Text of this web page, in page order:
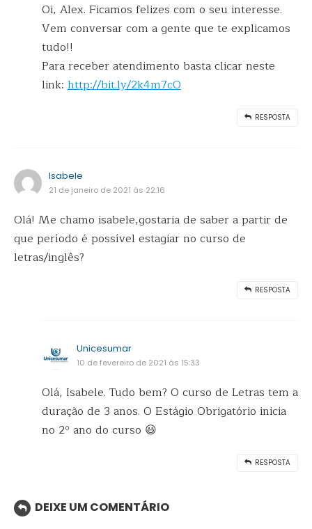
Oi, Alex. Ficamos felizes com o seu interesse.
Vem conversar com a gente que te explicamos
tudo!!
Para receber atendimento basta clicar neste
link: http://bit.ly/2k4m7cO
RESPOSTA
Isabele
21 de janeiro de 2021 ás 22:16
Olá! Me chamo isabele,gostaria de saber a partir de
que período é possível estagiar no curso de
letras/inglês?
RESPOSTA
Unicesumar
10 de fevereiro de 2021 ás 15:33
Olá, Isabele. Tudo bem? O curso de Letras tem a
duração de 3 anos. O Estágio Obrigatório inicia
no 2º ano do curso 😃
RESPOSTA
DEIXE UM COMENTÁRIO